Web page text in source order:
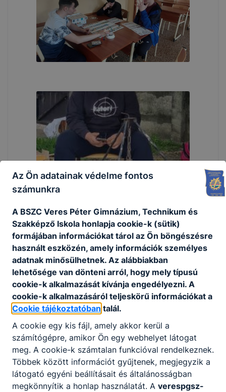
Az Ön adatainak védelme fontos
számunkra
A BSZC Veres Péter Gimnázium, Technikum és
Szakképző Iskola honlapja cookie-k (sütik)
formájában információkat tárol az Ön böngészésre
használt eszközén, amely információk személyes
adatnak minősülhetnek. Az alábbiakban
lehetősége van dönteni arról, hogy mely típusú
cookie-k alkalmazását kívánja engedélyezni. A
cookie-k alkalmazásáról teljeskörű információkat a
Cookie tájékoztatóban talál.
A cookie egy kis fájl, amely akkor kerül a
számítógépre, amikor Ön egy webhelyet látogat
meg. A cookie-k számtalan funkcióval rendelkeznek.
Többek között információt gyűjtenek, megjegyzik a
látogató egyéni beállításait és általánosságban
megkönnyítik a honlap használatát. A verespgsz-